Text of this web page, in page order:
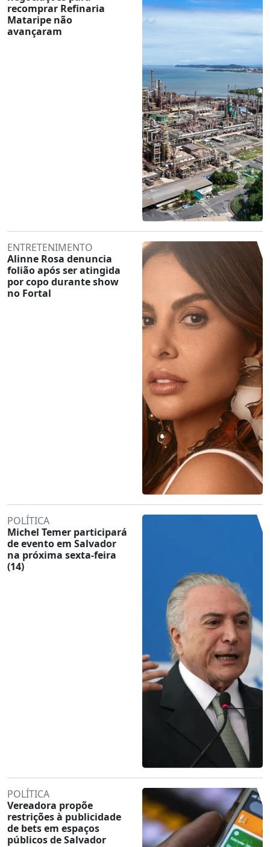
recomprar Refinaria
Mataripe não
avançaram
ENTRETENIMENTO
Alinne Rosa denuncia
folião após ser atingida
por copo durante show
no Fortal
POLÍTICA
Michel Temer participará
de evento em Salvador
na próxima sexta-feira
(14)
POLÍTICA
Vereadora propõe
restrições à publicidade
de bets em espaços
públicos de Salvador